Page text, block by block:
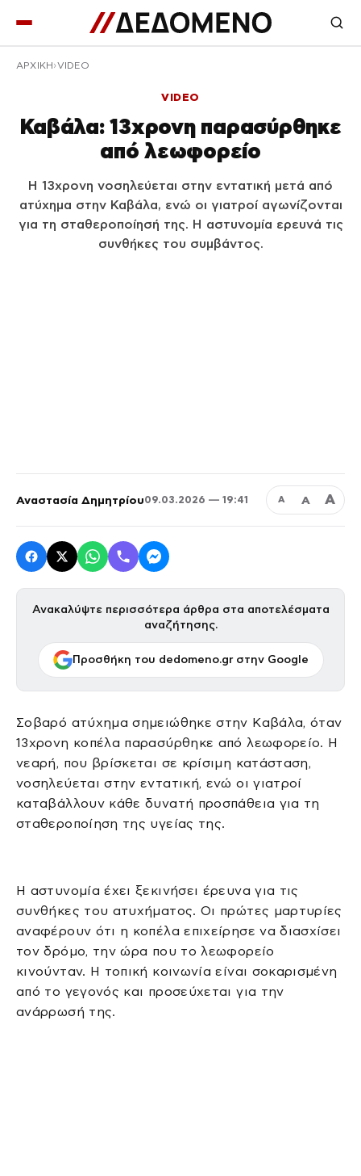
ΑΡΧΙΚΉ VIDEO
VIDEO
Καβάλα: 13χρονη παρασύρθηκε
από λεωφορείο
Η 13χρονη νοσηλεύεται στην εντατική μετά από
ατύχημα στην Καβάλα, ενώ οι γιατροί αγωνίζονται
για τη σταθεροποίησή της. Η αστυνομία ερευνά τις
συνθήκες του συμβάντος.
Αναστασία Δημητρίου09.03.2026 — 19:41 Α Α Α
Ανακαλύψτε περισσότερα άρθρα στα αποτελέσματα
αναζήτησης.
Προσθήκη του dedomeno.gr στην Google
Σοβαρό ατύχημα σημειώθηκε στην Καβάλα, όταν
13χρονη κοπέλα παρασύρθηκε από λεωφορείο. Η
νεαρή, που βρίσκεται σε κρίσιμη κατάσταση,
νοσηλεύεται στην εντατική, ενώ οι γιατροί
καταβάλλουν κάθε δυνατή προσπάθεια για τη
σταθεροποίηση της υγείας της.
Η αστυνομία έχει ξεκινήσει έρευνα για τις
συνθήκες του ατυχήματος. Οι πρώτες μαρτυρίες
αναφέρουν ότι η κοπέλα επιχείρησε να διασχίσει
τον δρόμο, την ώρα που το λεωφορείο
κινούνταν. Η τοπική κοινωνία είναι σοκαρισμένη
από το γεγονός και προσεύχεται για την
ανάρρωσή της.